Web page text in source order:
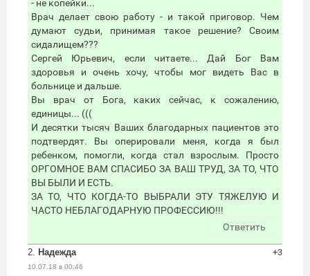
- не копейки...
Врач делает свою работу - и такой приговор. Чем
думают судьи, принимая такое решение? Своим
сидалищем???
Сергей Юрьевич, если читаете... Дай Бог Вам
здоровья и очень хочу, чтобы мог видеть Вас в
больнице и дальше.
Вы врач от Бога, каких сейчас, к сожалению,
единицы... (((
И десятки тысяч Ваших благодарных пациентов это
подтвердят. Вы оперировали меня, когда я был
ребенком, помогли, когда стал взрослым. Просто
ОРГОМНОЕ ВАМ СПАСИБО ЗА ВАШ ТРУД, ЗА ТО, ЧТО
ВЫ БЫЛИ И ЕСТЬ.
ЗА ТО, ЧТО КОГДА-ТО ВЫБРАЛИ ЭТУ ТЯЖЕЛУЮ И
ЧАСТО НЕБЛАГОДАРНУЮ ПРОФЕССИЮ!!!
Ответить
2. Надежда
10.07.18 в 00:46
+3